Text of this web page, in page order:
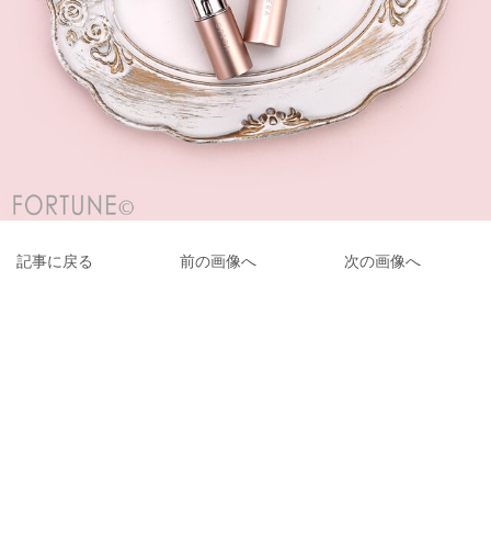
記事に戻る 前の画像へ 次の画像へ